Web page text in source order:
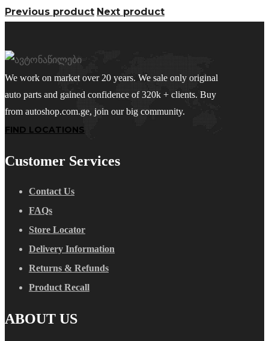
Previous product Next product
We work on market over 20 years. We sale only original
auto parts and gained confidence of 320k + clients. Buy
from autoshop.com.ge, join our big community.
FIND LOCATIONS
Customer Services
Contact Us
FAQs
Store Locator
Delivery Information
Returns & Refunds
Product Recall
ABOUT US